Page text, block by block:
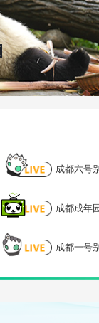
成都六号
成都成年
成都一号